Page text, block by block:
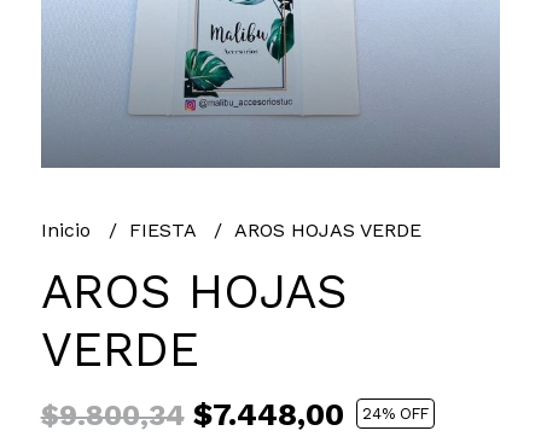
Inicio FIESTA AROS HOJAS VERDE
AROS HOJAS
VERDE
$9.800,34$7.448,00 24% OFF